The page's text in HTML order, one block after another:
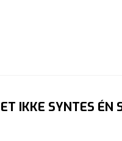
IKKE SYNTES ÉN